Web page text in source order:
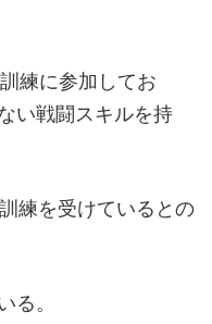
練に参加してお
い戦闘スキルを持
練を受けているとの
る。